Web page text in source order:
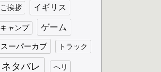
ご挨拶 イギリス
キャンプ ゲーム
スーパーカブ トラック
ネタバレ ヘリ